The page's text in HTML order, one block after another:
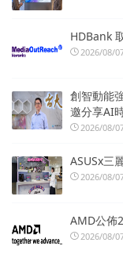
HDBank
2026/08/
創智動能
邀分享AI
2026/08/
ASUSx三
2026/08/
AMD公佈
2026/08/